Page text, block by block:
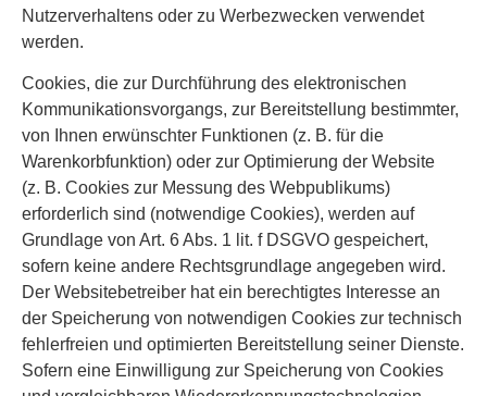
Nutzerverhaltens oder zu Werbezwecken verwendet
werden.
Cookies, die zur Durchführung des elektronischen
Kommunikationsvorgangs, zur Bereitstellung bestimmter,
von Ihnen erwünschter Funktionen (z. B. für die
Warenkorbfunktion) oder zur Optimierung der Website
(z. B. Cookies zur Messung des Webpublikums)
erforderlich sind (notwendige Cookies), werden auf
Grundlage von Art. 6 Abs. 1 lit. f DSGVO gespeichert,
sofern keine andere Rechtsgrundlage angegeben wird.
Der Websitebetreiber hat ein berechtigtes Interesse an
der Speicherung von notwendigen Cookies zur technisch
fehlerfreien und optimierten Bereitstellung seiner Dienste.
Sofern eine Einwilligung zur Speicherung von Cookies